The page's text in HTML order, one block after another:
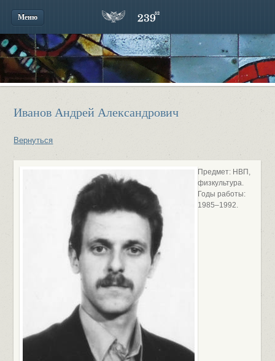
Меню
Иванов Андрей Александрович
Вернуться
Предмет: НВП,
физкультура.
Годы работы:
1985–1992.